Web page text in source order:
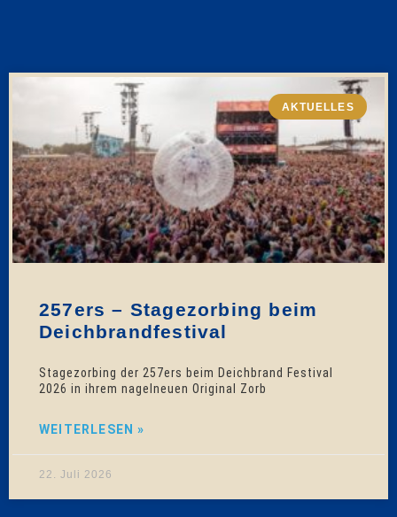
AKTUELLES
257ers – Stagezorbing beim
Deichbrandfestival
Stagezorbing der 257ers beim Deichbrand Festival
2026 in ihrem nagelneuen Original Zorb
WEITERLESEN »
22. Juli 2026